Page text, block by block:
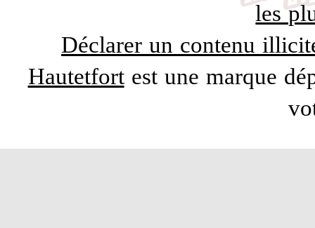
les
Déclarer un contenu
Hautetfortest une marque